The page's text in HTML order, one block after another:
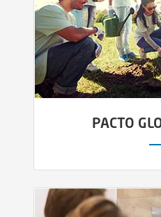
PACTO